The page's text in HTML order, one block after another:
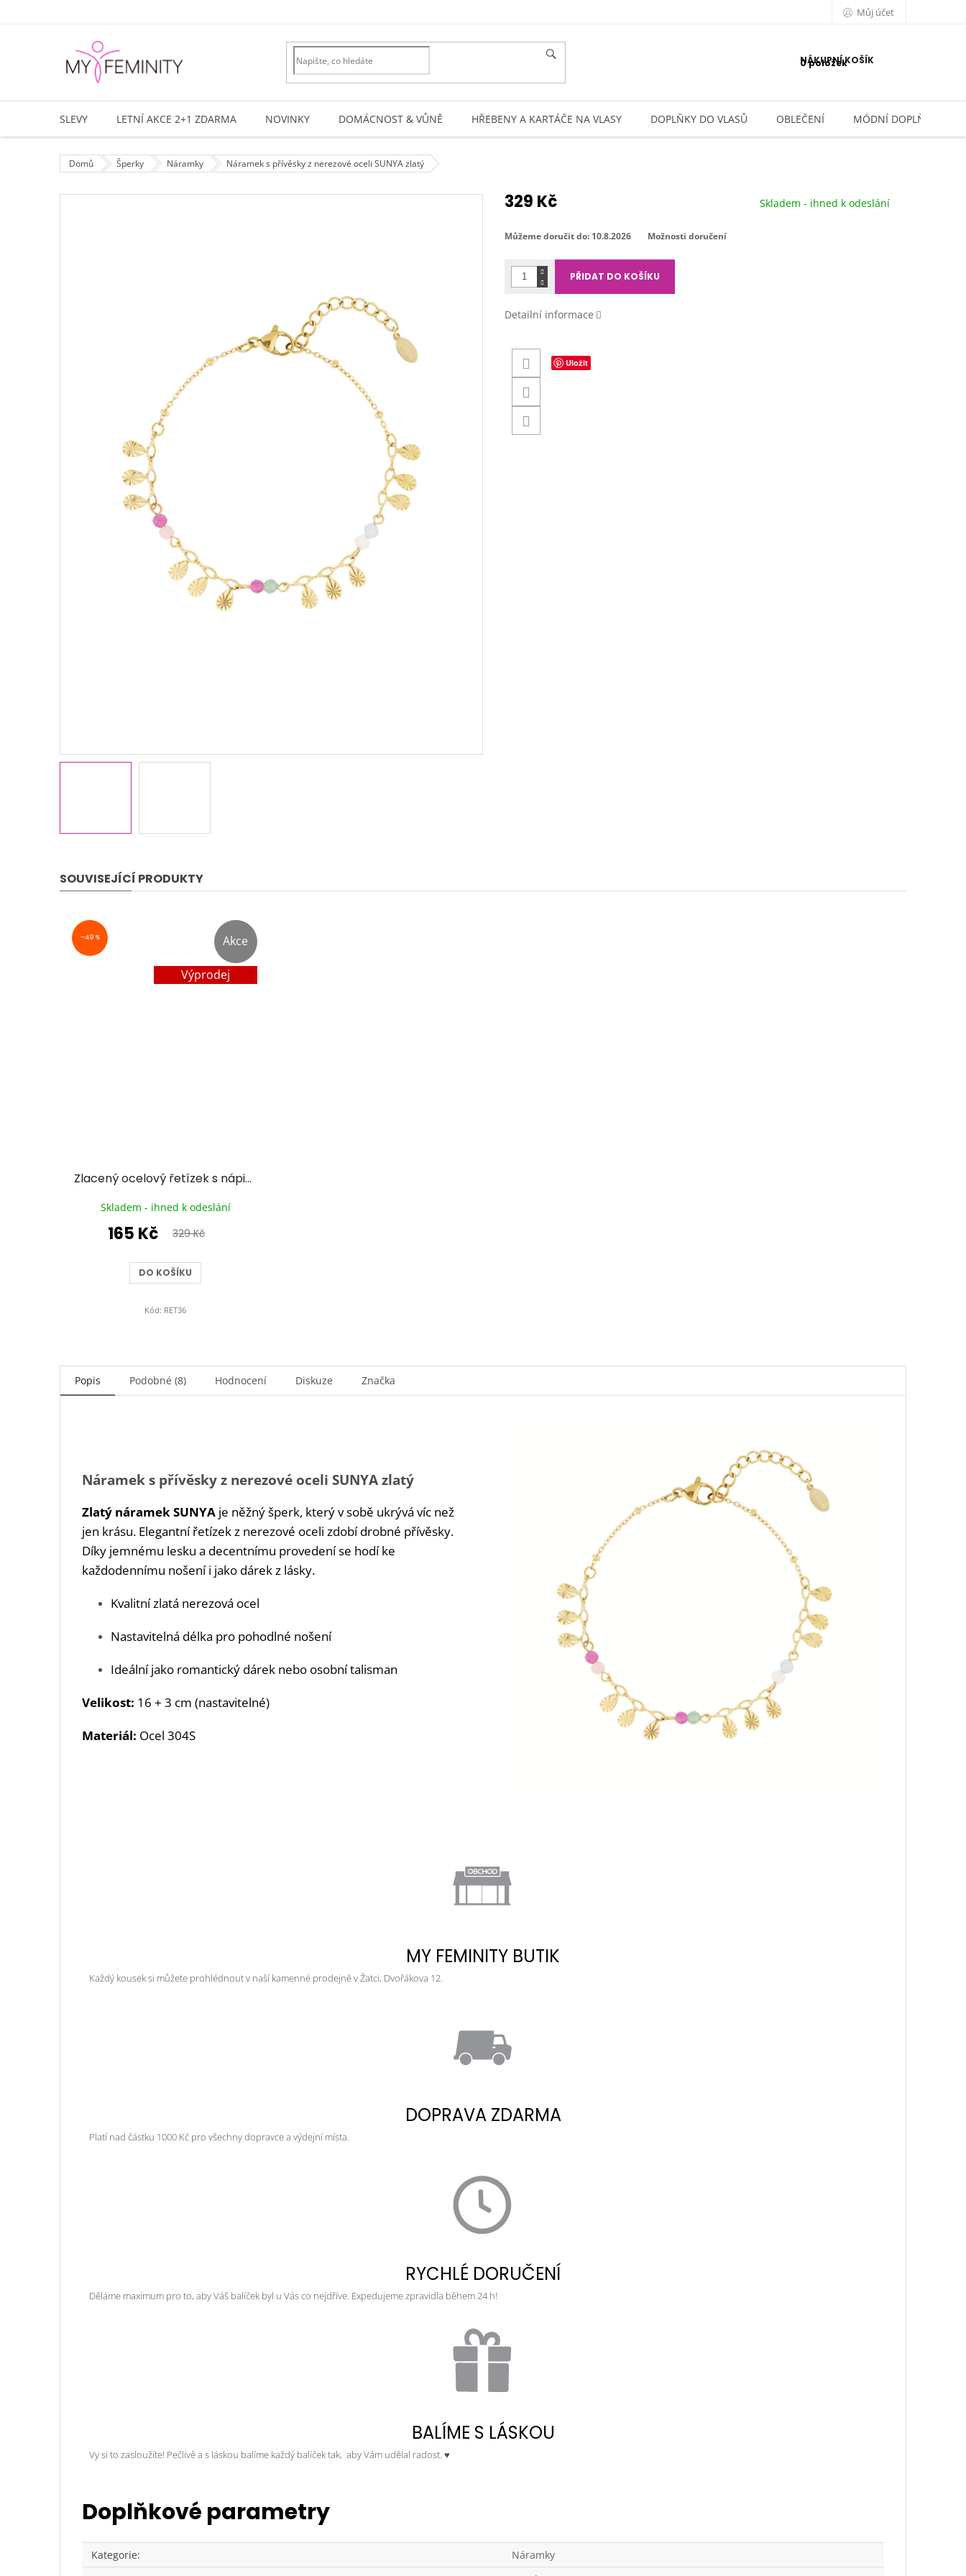
Můj účet
NÁKUPNÍ KOŠÍK
0 položek
SLEVY LETNÍ AKCE 2+1 ZDARMA NOVINKY DOMÁCNOST & VŮNĚ HŘEBENY A KARTÁČE NA VLASY DOPLŇKY DO VLASŮ OBLEČENÍ MÓDNÍ DOPLŇKY
Domů Šperky Náramky Náramek s přívěsky z nerezové oceli SUNYA zlatý
329 Kč
cena:
Skladem - ihned k odeslání
Můžeme doručit do: 10.8.2026 Možnosti doručení
PŘIDAT DO KOŠÍKU
Detailní informace
Uložit
SOUVISEJÍCÍ PRODUKTY
Akce
Výprodej
–49 %
Zlacený ocelový řetízek s nápisem Forever
Skladem - ihned k odeslání
165 Kč 329 Kč
DO KOŠÍKU
Kód: RET36
Popis Podobné (8) Hodnocení Diskuze Značka
Náramek s přívěsky z nerezové oceli SUNYA zlatý
Zlatý náramek SUNYA je něžný šperk, který v sobě ukrývá víc než
jen krásu. Elegantní řetízek z nerezové oceli zdobí drobné přívěsky.
Díky jemnému lesku a decentnímu provedení se hodí ke
každodennímu nošení i jako dárek z lásky.
Kvalitní zlatá nerezová ocel
Nastavitelná délka pro pohodlné nošení
Ideální jako romantický dárek nebo osobní talisman
Velikost: 16 + 3 cm (nastavitelné)
Materiál: Ocel 304S
MY FEMINITY BUTIK
Každý kousek si můžete prohlédnout v naší kamenné prodejně v Žatci, Dvořákova 12.
DOPRAVA ZDARMA
Platí nad částku 1000 Kč pro všechny dopravce a výdejní místa.
RYCHLÉ DORUČENÍ
Děláme maximum pro to, aby Váš balíček byl u Vás co nejdříve. Expedujeme zpravidla během 24 h!
BALÍME S LÁSKOU
Vy si to zasloužíte! Pečlivě a s láskou balíme každý balíček tak, aby Vám udělal radost. ♥
Doplňkové parametry
Kategorie:
Náramky